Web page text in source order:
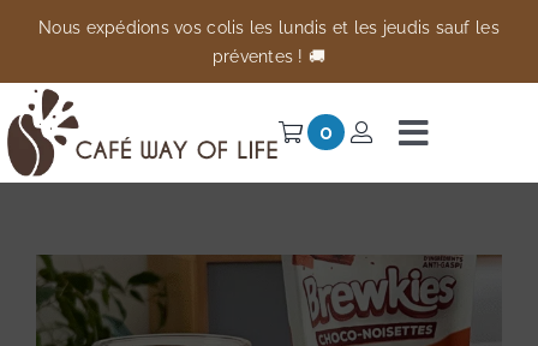
Passer
contenu
Nous expédions vos colis les lundis et les jeudis sauf les
préventes ! 🚚
0
à
Préventes
Anti-gaspi